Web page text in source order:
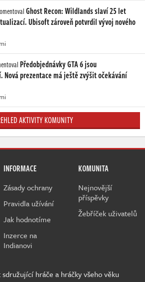
Ghost Recon: Wildlands slaví 25 let
Ubisoft zároveň potvrdil vývoj nového
Předobjednávky GTA 6 jsou
Nová prezentace má ještě zvýšit očekávání
AKTIVITY KOMUNITY
INFORMACE
Zásady ochrany
Pravidla užívání
Jak hodnotíme
Inzerce na
Indianovi
KOMUNITA
Nejnovější
příspěvky
Žebříček uživatelů
hráče a hráčky všeho věku